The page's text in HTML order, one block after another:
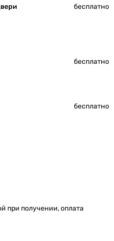
бесплатно
бесплатно
бесплатно
при получении, оплата